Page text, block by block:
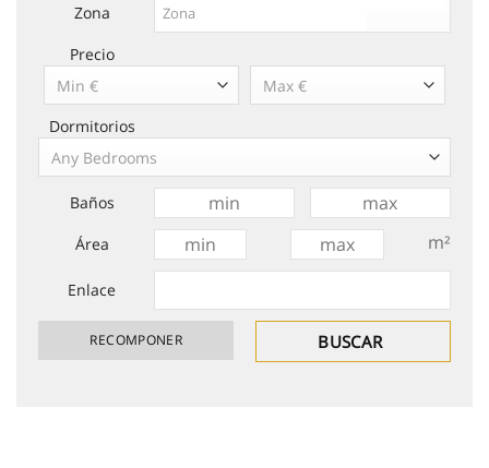
Zona
Precio
Min €
Max €
Dormitorios
Any Bedrooms
Baños
Área
m²
Enlace